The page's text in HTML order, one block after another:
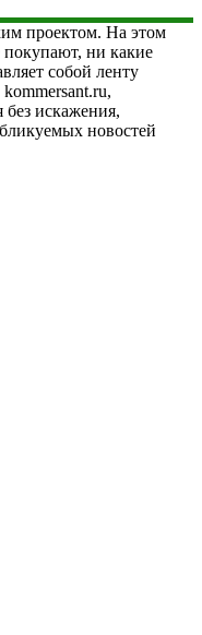
проектом. На этом
покупают, ни какие
собой ленту
искажения,
новостей